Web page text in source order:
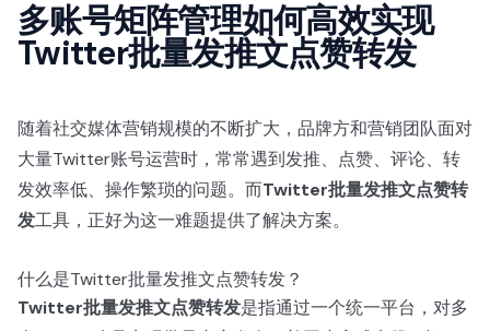
多账号矩阵管理如何高效实现
Twitter批量发推文点赞转发
随着社交媒体营销规模的不断扩大，品牌方和营销团队面对
大量Twitter账号运营时，常常遇到发推、点赞、评论、转
发效率低、操作繁琐的问题。而Twitter批量发推文点赞转
发工具，正好为这一难题提供了解决方案。
什么是Twitter批量发推文点赞转发？
Twitter批量发推文点赞转发是指通过一个统一平台，对多